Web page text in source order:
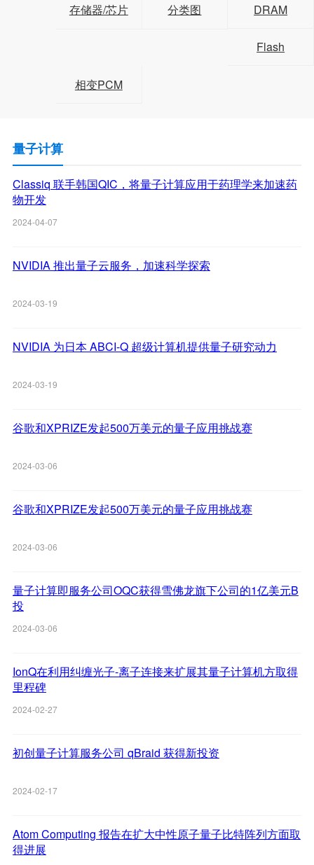
存储器/芯片 分类图 DRAM
Flash
相变PCM
量子计算
Classiq 联手韩国QIC，将量子计算应用于药理学来加速药
物开发
2024-04-07
NVIDIA 推出量子云服务，加速科学探索
2024-03-19
NVIDIA 为日本 ABCI-Q 超级计算机提供量子研究动力
2024-03-19
谷歌和XPRIZE发起500万美元的量子应用挑战赛
2024-03-06
谷歌和XPRIZE发起500万美元的量子应用挑战赛
2024-03-06
量子计算即服务公司OQC获得雪佛龙旗下公司的1亿美元B
投
2024-03-06
IonQ在利用纠缠光子-离子连接来扩展其量子计算机方取得
里程碑
2024-02-27
初创量子计算服务公司 qBraid 获得新投资
2024-02-17
Atom Computing 报告在扩大中性原子量子比特阵列方面取
得进展